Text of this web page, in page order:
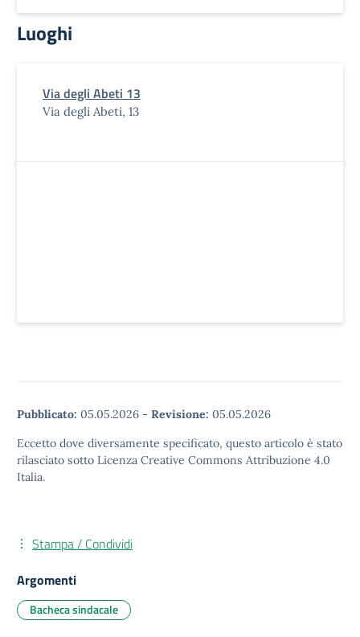
Luoghi
Via degli Abeti 13
Via degli Abeti, 13
Pubblicato: 05.05.2026 - Revisione: 05.05.2026
Eccetto dove diversamente specificato, questo articolo è stato
rilasciato sotto Licenza Creative Commons Attribuzione 4.0
Italia.
Stampa / Condividi
Argomenti
Bacheca sindacale